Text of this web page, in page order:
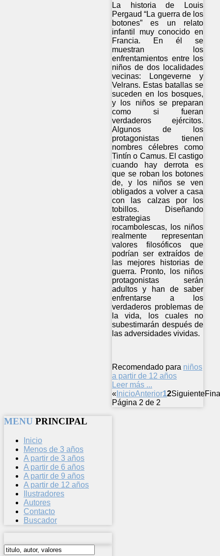
La historia de Louis
Pergaud “La guerra de los
botones” es un relato
infantil muy conocido en
Francia. En él se
muestran los
enfrentamientos entre los
niños de dos localidades
vecinas: Longeverne y
Velrans. Estas batallas se
suceden en los bosques,
y los niños se preparan
como si fueran
verdaderos ejércitos.
Algunos de los
protagonistas tienen
nombres célebres como
Tintín o Camus. El castigo
cuando hay derrota es
que se roban los botones
de, y los niños se ven
obligados a volver a casa
con las calzas por los
tobillos. Diseñando
estrategias
rocambolescas, los niños
realmente representan
valores filosóficos que
podrían ser extraídos de
las mejores historias de
guerra. Pronto, los niños
protagonistas serán
adultos y han de saber
enfrentarse a los
verdaderos problemas de
la vida, los cuales no
subestimarán después de
las adversidades vividas.
Recomendado para niños
a partir de 12 años
Leer más ...
« InicioAnterior12Siguiente
Página 2 de 2
MENU PRINCIPAL
Inicio
Menos de 3 años
A partir de 3 años
A partir de 6 años
A partir de 9 años
A partir de 12 años
Ilustradores
Autores
Contacto
Buscador